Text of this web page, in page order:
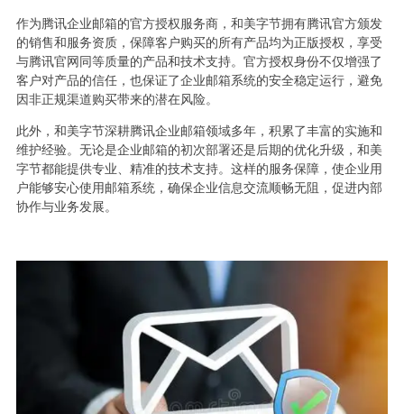
作为腾讯企业邮箱的官方授权服务商，和美字节拥有腾讯官方颁发
的销售和服务资质，保障客户购买的所有产品均为正版授权，享受
与腾讯官网同等质量的产品和技术支持。官方授权身份不仅增强了
客户对产品的信任，也保证了企业邮箱系统的安全稳定运行，避免
因非正规渠道购买带来的潜在风险。
此外，和美字节深耕腾讯企业邮箱领域多年，积累了丰富的实施和
维护经验。无论是企业邮箱的初次部署还是后期的优化升级，和美
字节都能提供专业、精准的技术支持。这样的服务保障，使企业用
户能够安心使用邮箱系统，确保企业信息交流顺畅无阻，促进内部
协作与业务发展。